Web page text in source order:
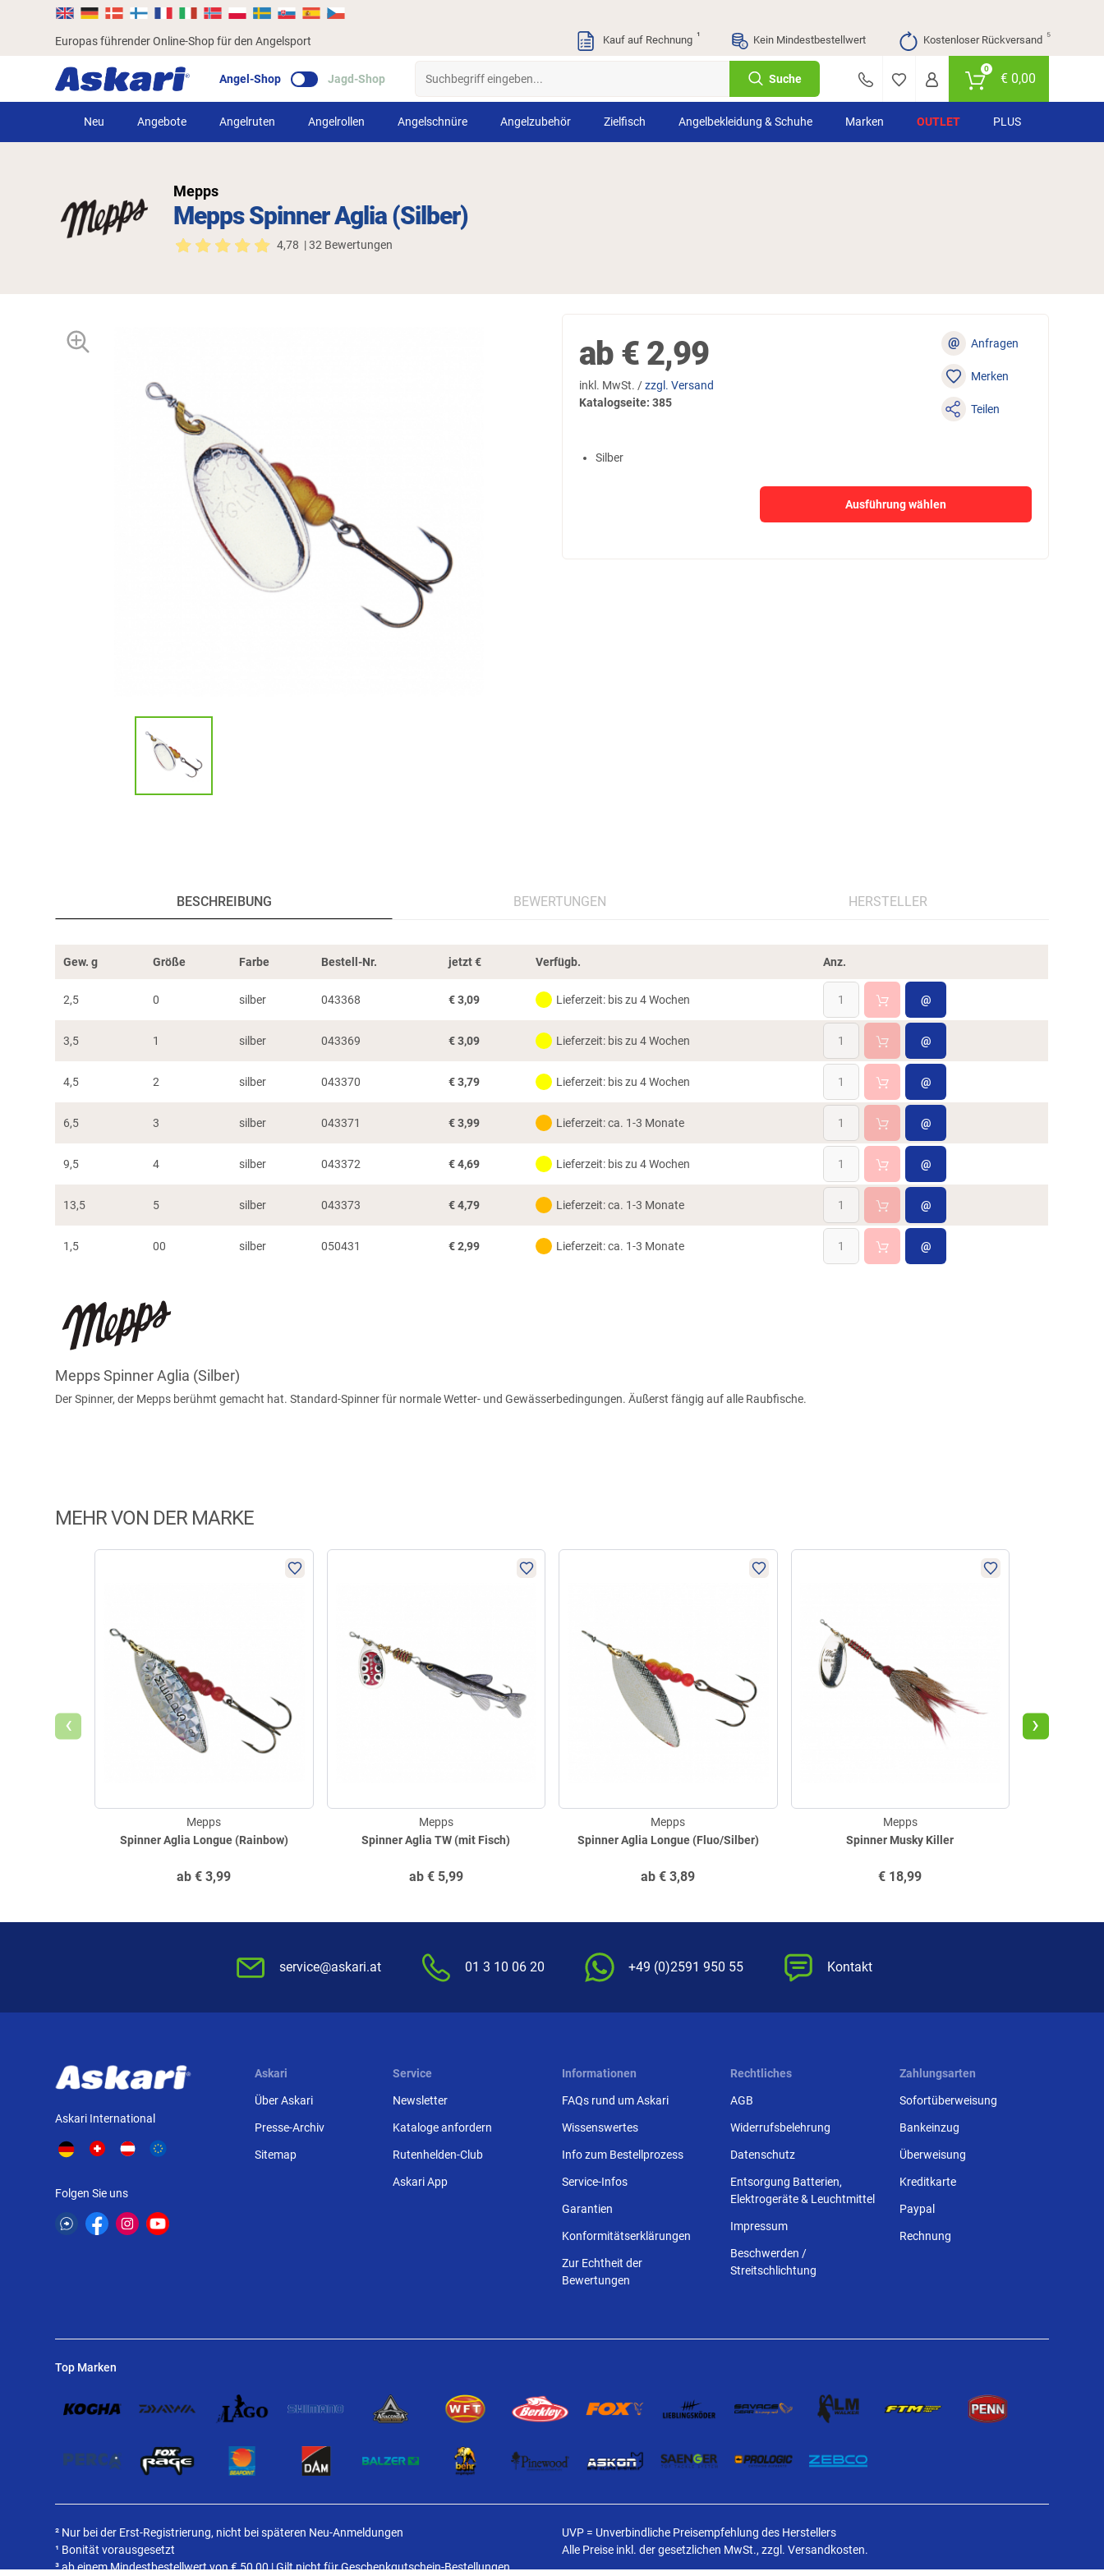
Europas führender Online-Shop für den Angelsport Kauf auf Rechnung ¹ Kein Mindestbestellwert Kostenloser Rückversand ⁵
Angel-Shop Jagd-Shop Suche
0
€0,00
Neu Angebote Angelruten Angelrollen Angelschnüre Angelzubehör Zielfisch Angelbekleidung & Schuhe Marken OUTLET PLUS
Mepps Spinner Aglia (Silber)
Mepps
4,78 | 32 Bewertungen
ab € 2,99
inkl. MwSt. /zzgl. Versand
Katalogseite: 385
Anfragen
@
Merken
Teilen
Silber
Ausführung wählen
BESCHREIBUNG BEWERTUNGEN HERSTELLER
Gew. g Größe Farbe Bestell-Nr. jetzt€ Verfügb. Anz.
2,5 0 silber 043368 €3,09 Lieferzeit: bis zu 4 Wochen @
3,5 1 silber 043369 €3,09 Lieferzeit: bis zu 4 Wochen @
4,5 2 silber 043370 €3,79 Lieferzeit: bis zu 4 Wochen @
6,5 3 silber 043371 €3,99 Lieferzeit: ca. 1-3 Monate @
9,5 4 silber 043372 €4,69 Lieferzeit: bis zu 4 Wochen @
13,5 5 silber 043373 €4,79 Lieferzeit: ca. 1-3 Monate @
1,5 00 silber 050431 €2,99 Lieferzeit: ca. 1-3 Monate @
Mepps Spinner Aglia (Silber)
Der Spinner, der Mepps berühmt gemacht hat. Standard-Spinner für normale Wetter- und Gewässerbedingungen. Äußerst fängig auf alle Raubfische.
MEHR VON DER MARKE
Spinner Aglia Longue (Rainbow)
Mepps
ab € 3,99
Spinner Aglia TW (mit Fisch)
Mepps
ab €5,99
Spinner Aglia Longue (Fluo/Silber)
Mepps
ab € 3,89
Spinner Musky Killer
Mepps
€ 18,99
‹ ›
service@askari.at 01 3 10 06 20 +49 (0)2591 950 55 Kontakt
Askari International
Folgen Sie uns
Askari
Über Askari
Presse-Archiv
Sitemap
Service
Newsletter
Kataloge anfordern
Rutenhelden-Club
Askari App
Informationen
FAQs rund um Askari
Wissenswertes
Info zum Bestellprozess
Service-Infos
Garantien
Konformitätserklärungen
Zur Echtheit der
Bewertungen
Rechtliches
AGB
Widerrufsbelehrung
Datenschutz
Entsorgung Batterien,
Elektrogeräte & Leuchtmittel
Impressum
Beschwerden /
Streitschlichtung
Zahlungsarten
Sofortüberweisung
Bankeinzug
Überweisung
Kreditkarte
Paypal
Rechnung
Top Marken
² Nur bei der Erst-Registrierung, nicht bei späteren Neu-Anmeldungen
¹ Bonität vorausgesetzt
³ ab einem Mindestbestellwert von€50,00 | Gilt nicht für Geschenkgutschein-Bestellungen.
UVP = Unverbindliche Preisempfehlung des Herstellers
Alle Preise inkl. der gesetzlichen MwSt., zzgl. Versandkosten.